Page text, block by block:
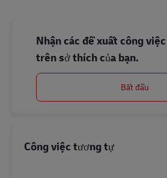
Nhận các đề xuất công
trên sở thích của bạn.
Bắt đầu
Công việc tương tự